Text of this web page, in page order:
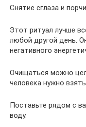
Снятие сглаза и
Этот ритуал лучше
любой другой день.
негативного
Очищаться можно
человека нужно
Поставьте рядом с
воду.